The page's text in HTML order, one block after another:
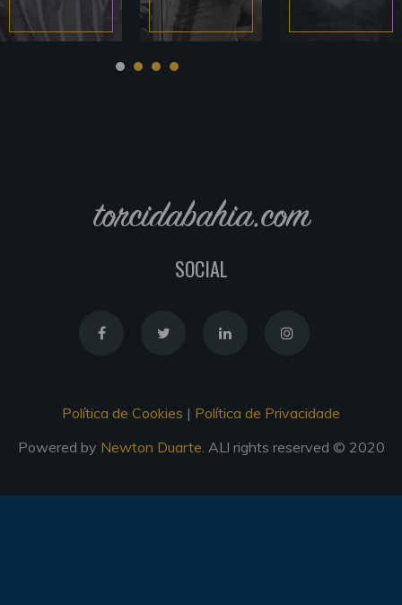
torcidabahia.com
SOCIAL
Política de Cookies | Política de Privacidade
Powered by Newton Duarte. ALl rights reserved © 2020